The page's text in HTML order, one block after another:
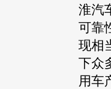
淮汽
可靠
现相
下众
用车